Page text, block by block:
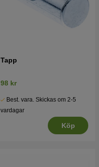
Tapp
98 kr
Best. vara. Skickas om 2-5
vardagar
Köp